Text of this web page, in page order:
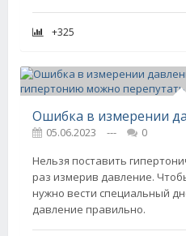
+325
05.06.2023 ---
0
Нельзя поставить
раз измерив давление.
нужно вести специальный
давление правильно.